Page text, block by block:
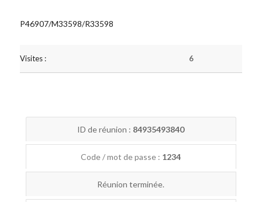
P46907/M33598/R33598
Visites : 6
ID de réunion : 84935493840
Code / mot de passe : 1234
Réunion terminée.